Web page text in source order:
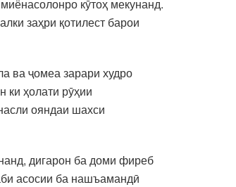
кӯтоҳ мекунанд.
заҳри қотилест барои
ва ҷомеа зарари худро
ки ҳолати рӯҳии
ояндаи шахси
дигарон ба доми фиреб
асосии ба нашъамандӣ